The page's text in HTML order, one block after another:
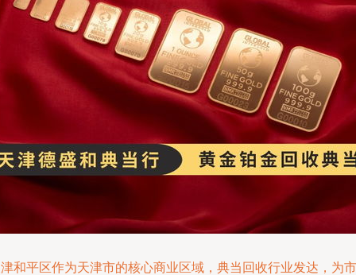
和平区作为天津市的核心商业区域，典当回收行业发达，为市